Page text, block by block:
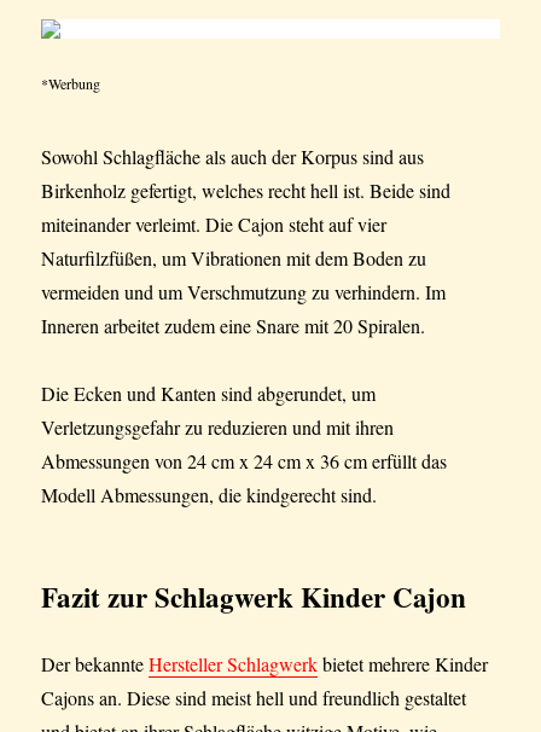
*Werbung
Sowohl Schlagfläche als auch der Korpus sind aus
Birkenholz gefertigt, welches recht hell ist. Beide sind
miteinander verleimt. Die Cajon steht auf vier
Naturfilzfüßen, um Vibrationen mit dem Boden zu
vermeiden und um Verschmutzung zu verhindern. Im
Inneren arbeitet zudem eine Snare mit 20 Spiralen.
Die Ecken und Kanten sind abgerundet, um
Verletzungsgefahr zu reduzieren und mit ihren
Abmessungen von 24 cm x 24 cm x 36 cm erfüllt das
Modell Abmessungen, die kindgerecht sind.
Fazitzur Schlagwerk Kinder Cajon
Der bekannteHersteller Schlagwerkbietet mehrere Kinder
Cajons an. Diese sind meist hell und freundlich gestaltet